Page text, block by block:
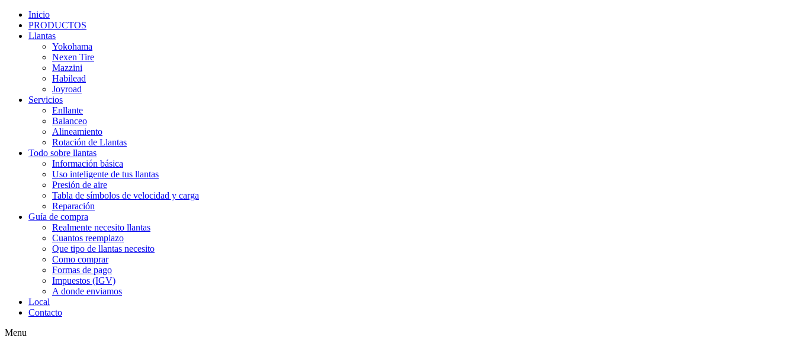
Inicio
PRODUCTOS
Llantas
Yokohama
Nexen Tire
Mazzini
Habilead
Joyroad
Servicios
Enllante
Balanceo
Alineamiento
Rotación de Llantas
Todo sobre llantas
Información básica
Uso inteligente de tus llantas
Presión de aire
Tabla de símbolos de velocidad y carga
Reparación
Guía de compra
Realmente necesito llantas
Cuantos reemplazo
Que tipo de llantas necesito
Como comprar
Formas de pago
Impuestos (IGV)
A donde enviamos
Local
Contacto
Menu